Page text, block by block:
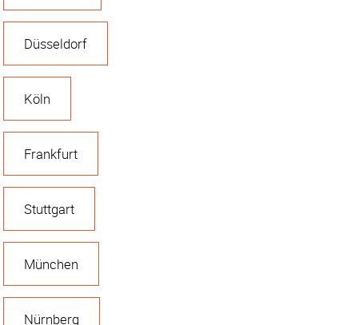
Düsseldorf
Köln
Frankfurt
Stuttgart
München
Nürnberg